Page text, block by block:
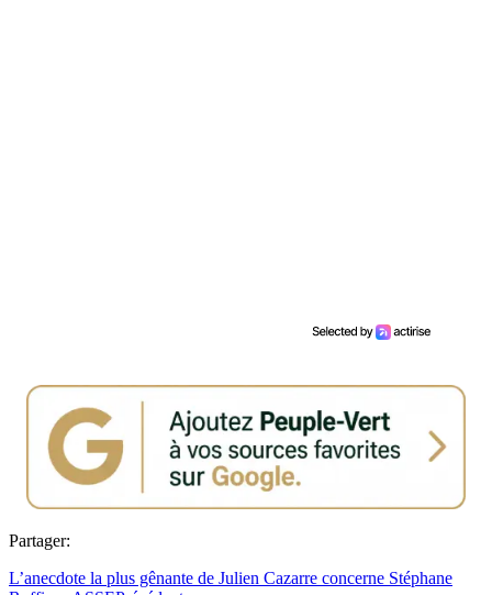
Partager:
L’anecdote la plus gênante de Julien Cazarre concerne Stéphane